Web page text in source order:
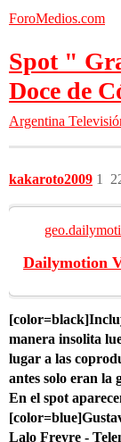
ForoMedios.com
Spot "
Doce de
Argentina
kakaroto2009 1
Dailymotion
manera insolita
lugar a las
antes solo eran la
En el spot
Lalo Freyre -